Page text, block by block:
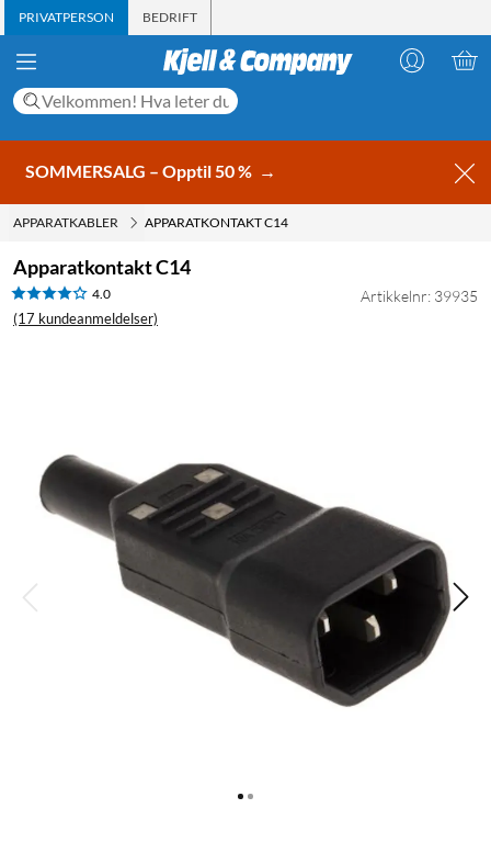
PRIVATPERSON BEDRIFT
SOMMERSALG – Opptil 50 % →
APPARATKABLER APPARATKONTAKT C14
Apparatkontakt C14
4.0
(17 kundeanmeldelser)
Artikkelnr: 39935